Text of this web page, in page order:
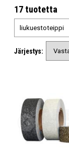
17 tuotetta
Järjestys: